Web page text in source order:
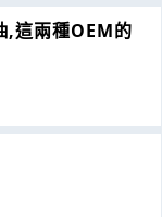
,這兩種OEM的